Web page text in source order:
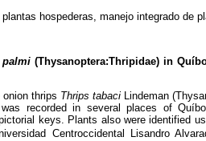
hospederas, manejo integrado de
palmi(Thysanoptera:Thripidae) in
onion thrips Thrips tabaci Lindeman
recorded in several places of
keys. Plants also were identified
Centroccidental Lisandro